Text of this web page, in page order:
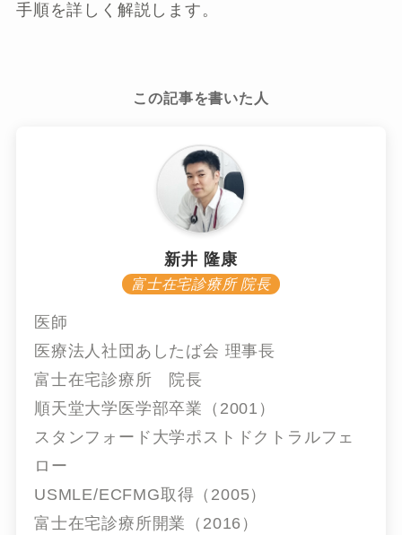
手順を詳しく解説します。
この記事を書いた人
新井 隆康
富士在宅診療所 院長
医師
医療法人社団あしたば会 理事長
富士在宅診療所 院長
順天堂大学医学部卒業（2001）
スタンフォード大学ポストドクトラルフェ
ロー
USMLE/ECFMG取得（2005）
富士在宅診療所開業（2016）